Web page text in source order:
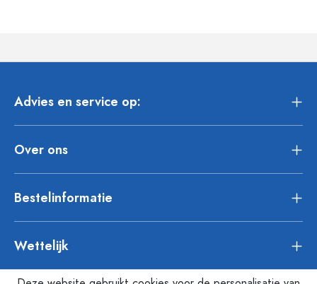
Advies en service op:
Over ons
Bestelinformatie
Wettelijk